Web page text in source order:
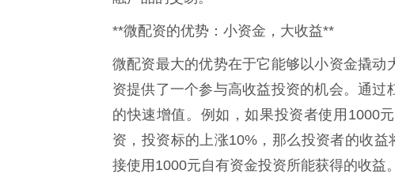
**微配资的优势：小资金，大收益**
微配资最大的优势在于它能够以小资金撬
资提供了一个参与高收益投资的机会。通
的快速增值。例如，如果投资者使用1000
资，投资标的上涨10%，那么投资者的收
接使用1000元自有资金投资所能获得的收益。